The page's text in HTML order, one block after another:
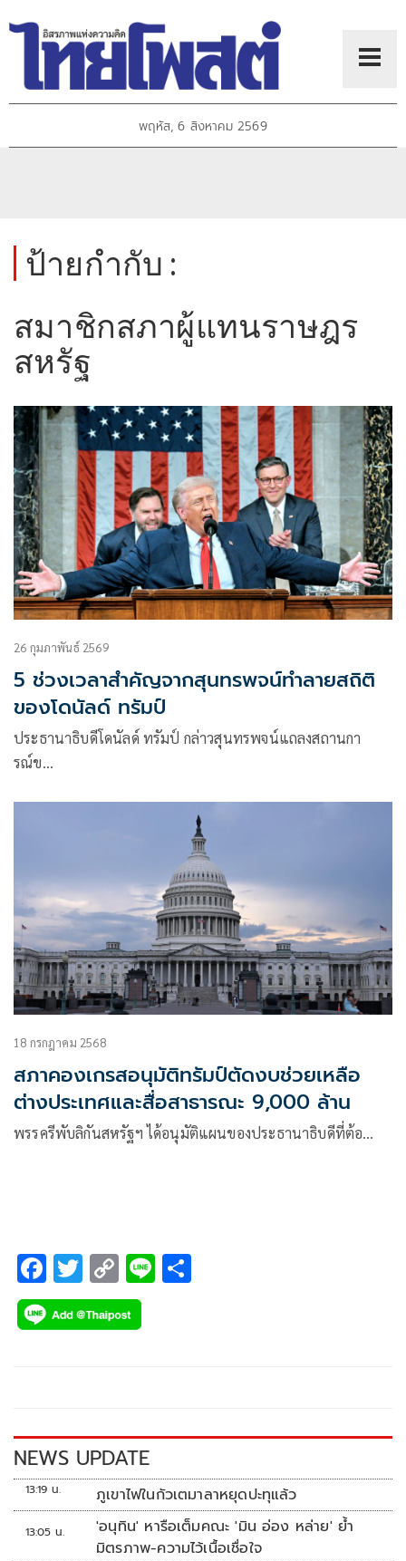
พฤหัส, 6 สิงหาคม 2569
ป้ายกำกับ :
สมาชิกสภาผู้แทนราษฎร
สหรัฐ
26 กุมภาพันธ์ 2569
5 ช่วงเวลาสำคัญจากสุนทรพจน์ทำลายสถิติ
ของโดนัลด์ ทรัมป์
ประธานาธิบดีโดนัลด์ ทรัมป์ กล่าวสุนทรพจน์แถลงสถานกา
รณ์ข…
18 กรกฎาคม 2568
สภาคองเกรสอนุมัติทรัมป์ตัดงบช่วยเหลือ
ต่างประเทศและสื่อสาธารณะ 9,000 ล้าน
พรรครีพับลิกันสหรัฐฯ ได้อนุมัติแผนของประธานาธิบดีที่ต้อ…
F
ac
e
k
T
wi
tt
C
o
p
k
Li
NEWS UPDATE
13:19 น. ภูเขาไฟในกัวเตมาลาหยุดปะทุแล้ว
13:05 น.
'อนุทิน' หารือเต็มคณะ 'มิน อ่อง หล่าย' ย้ำ
มิตรภาพ-ความไว้เนื้อเชื่อใจ